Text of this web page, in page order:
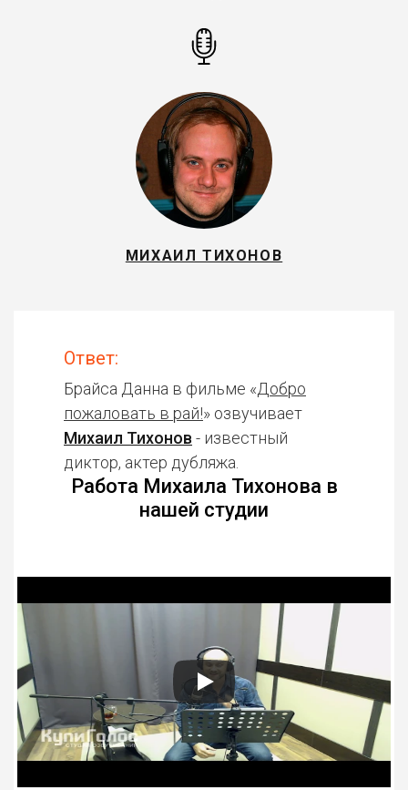
МИХАИЛ ТИХОНОВ
Ответ:
Брайса Данна в фильме «Добро
пожаловать в рай!» озвучивает
Михаил Тихонов - известный
диктор, актер дубляжа.
Работа Михаила Тихонова в
нашей студии